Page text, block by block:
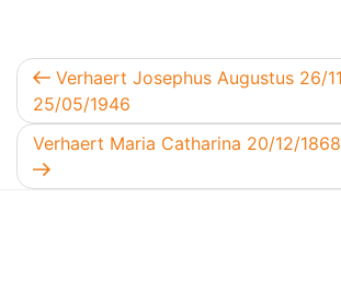
Berichtnavigatie
Vorig bericht
Verhaert Josephus Augustus 26/
25/05/1946
Volgend bericht
Verhaert Maria Catharina 20/12/